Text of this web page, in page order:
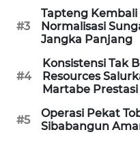
#3
Tapteng
Normalisasi
Jangka Panjang
#4
Konsistensi Tak
Resources
Martabe Prestasi
#5
Operasi Pekat
Sibabangun
PURWAKARTA
WN
PRIANGAN
TIMUR
WN
SEMARANG